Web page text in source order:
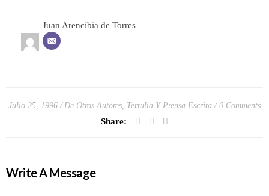
Juan Arencibia de Torres
Julio 25, 1996 De Otros Autores Tertulia Y Prensa Escrita 0 Comments
Share:
Write A Message